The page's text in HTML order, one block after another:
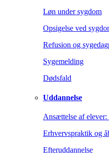
Løn under sygdom
Opsigelse ved
Refusion og
Sygemelding
Dødsfald
Uddannelse
Ansættelse af
Erhvervspraktik og
Efteruddannelse